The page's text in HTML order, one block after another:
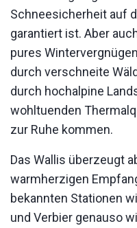
Schneesicherheit auf
garantiert ist. Aber
pures
durch verschneite
durch hochalpine
wohltuenden
zur Ruhe kommen.
Das Wallis überzeugt
warmherzigen
bekannten Stationen
und Verbier genauso